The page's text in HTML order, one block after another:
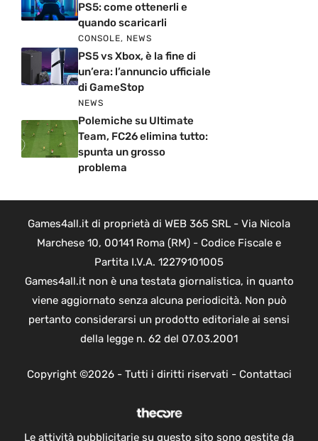
PS5: come ottenerli e
quando scaricarli
CONSOLE, NEWS
PS5 vs Xbox, è la fine di
un’era: l’annuncio ufficiale
di GameStop
NEWS
Polemiche su Ultimate
Team, FC26 elimina tutto:
spunta un grosso
problema
Games4all.it di proprietà di WEB 365 SRL - Via Nicola
Marchese 10, 00141 Roma (RM) - Codice Fiscale e
Partita I.V.A. 12279101005
Games4all.it non è una testata giornalistica, in quanto
viene aggiornato senza alcuna periodicità. Non può
pertanto considerarsi un prodotto editoriale ai sensi
della legge n. 62 del 07.03.2001
Copyright ©2026 - Tutti i diritti riservati - Contattaci
Le attività pubblicitarie su questo sito sono gestite da